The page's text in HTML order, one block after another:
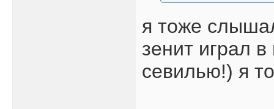
я тоже
зенит играл
севилью!) я